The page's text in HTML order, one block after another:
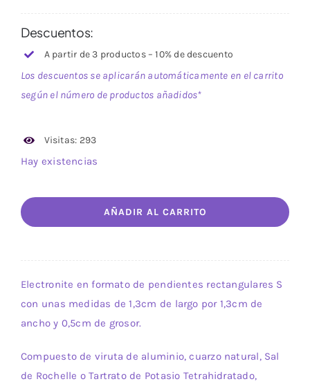
Descuentos:
A partir de 3 productos – 10% de descuento
Los descuentos se aplicarán automáticamente en el carrito
según el número de productos añadidos*
Visitas: 293
Hay existencias
23
Rectangular
S.
AÑADIR AL CARRITO
Electronite en formato de pendientes rectangulares S
con unas medidas de 1,3cm de largo por 1,3cm de
ancho y 0,5cm de grosor.
Compuesto de viruta de aluminio, cuarzo natural, Sal
de Rochelle o Tartrato de Potasio Tetrahidratado,